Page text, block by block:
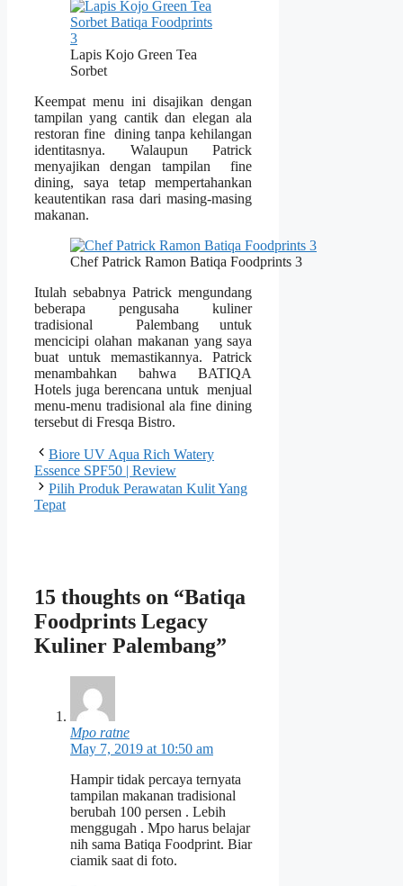
Lapis Kojo Green Tea
Sorbet
Keempat menu ini disajikan dengan
tampilan yang cantik dan elegan ala
restoran fine dining tanpa kehilangan
identitasnya. Walaupun Patrick
menyajikan dengan tampilan fine
dining, saya tetap mempertahankan
keautentikan rasa dari masing-masing
makanan.
Chef Patrick Ramon Batiqa Foodprints 3
Itulah sebabnya Patrick mengundang
beberapa pengusaha kuliner
tradisional Palembang untuk
mencicipi olahan makanan yang saya
buat untuk memastikannya. Patrick
menambahkan bahwa BATIQA
Hotels juga berencana untuk menjual
menu-menu tradisional ala fine dining
tersebut di Fresqa Bistro.
Biore UV Aqua Rich Watery
Essence SPF50 | Review
Pilih Produk Perawatan Kulit Yang
Tepat
15 thoughts on “Batiqa
Foodprints Legacy
Kuliner Palembang”
Mpo ratne
May 7, 2019 at 10:50 am
Hampir tidak percaya ternyata
tampilan makanan tradisional
berubah 100 persen . Lebih
menggugah . Mpo harus belajar
nih sama Batiqa Foodprint. Biar
ciamik saat di foto.